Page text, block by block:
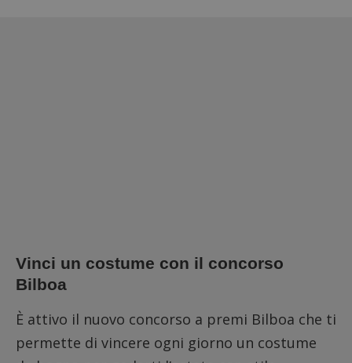
Vinci un costume con il concorso
Bilboa
È attivo il nuovo concorso a premi Bilboa che ti
permette di vincere ogni giorno un costume